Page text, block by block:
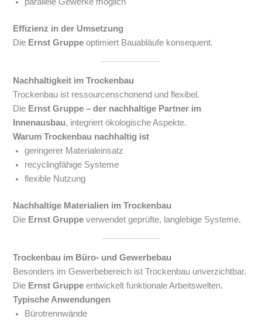
Effizienz in der Umsetzung
Die Ernst Gruppe optimiert Bauabläufe konsequent.
Nachhaltigkeit im Trockenbau
Trockenbau ist ressourcenschonend und flexibel.
Die Ernst Gruppe – der nachhaltige Partner im
Innenausbau, integriert ökologische Aspekte.
Warum Trockenbau nachhaltig ist
geringerer Materialeinsatz
recyclingfähige Systeme
flexible Nutzung
Nachhaltige Materialien im Trockenbau
Die Ernst Gruppe verwendet geprüfte, langlebige Systeme.
Trockenbau im Büro- und Gewerbebau
Besonders im Gewerbebereich ist Trockenbau unverzichtbar.
Die Ernst Gruppe entwickelt funktionale Arbeitswelten.
Typische Anwendungen
Bürotrennwände